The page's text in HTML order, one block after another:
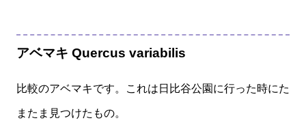
アベマキ Quercus variabilis
比較のアベマキです。これは日比谷公園に行った時にた
またま見つけたもの。